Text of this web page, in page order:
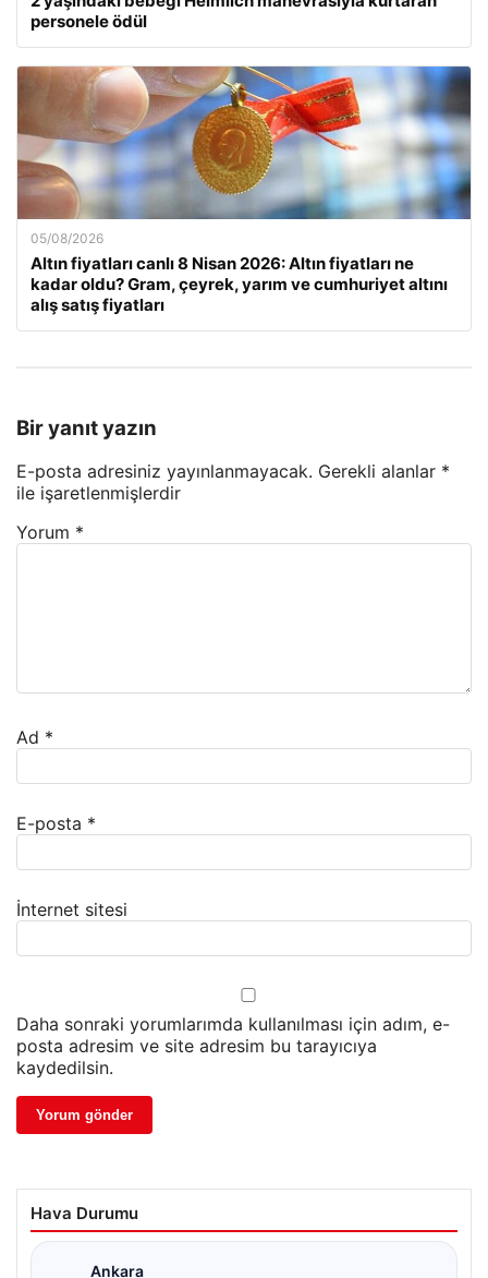
personele ödül
05/08/2026
Altın fiyatları canlı 8 Nisan 2026: Altın fiyatları ne
kadar oldu? Gram, çeyrek, yarım ve cumhuriyet altını
alış satış fiyatları
Bir yanıt yazın
E-posta adresiniz yayınlanmayacak. Gerekli alanlar *
ile işaretlenmişlerdir
Yorum *
Ad *
E-posta *
İnternet sitesi
Daha sonraki yorumlarımda kullanılması için adım, e-
posta adresim ve site adresim bu tarayıcıya
kaydedilsin.
Hava Durumu
Ankara